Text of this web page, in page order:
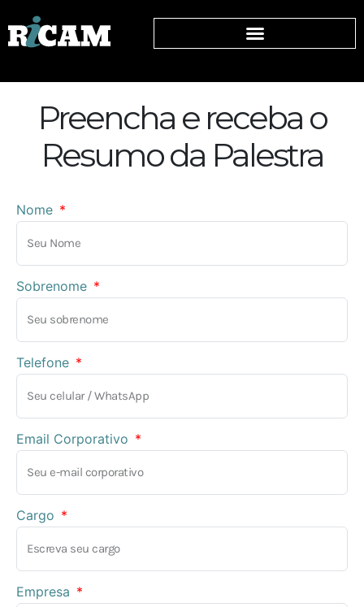
Preencha e receba o
Resumo da Palestra
Nome
Sobrenome
Telefone
Email Corporativo
Cargo
Empresa